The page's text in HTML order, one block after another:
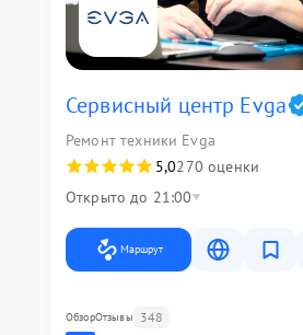
Сервисный центр Evga
Ремонт техники Evga
5,0270 оценки
Открыто до 21:00
Маршрут
ОбзорОтзывы 348